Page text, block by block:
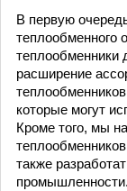
В первую
теплообменного
теплообменники
расширение
которые могут
Кроме того, мы
также
промышленности.